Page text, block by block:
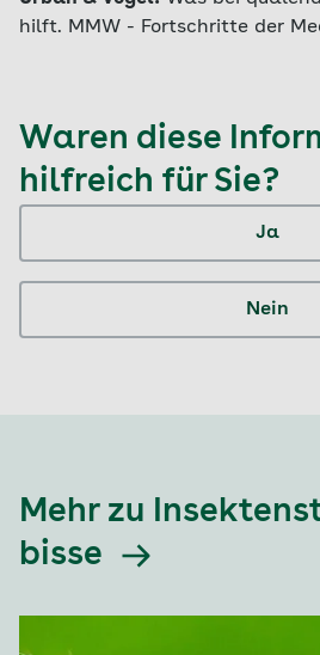
hilft. MMW - Fortschritte der
Waren diese
hilfreich für Sie?
Ja
Nein
Mehr zu
bisse